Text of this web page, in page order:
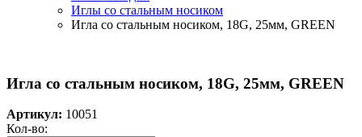
Иглы со стальным носиком
Игла со стальным носиком, 18G, 25мм, GREEN
Игла со стальным носиком, 18G, 25мм, GREEN
Артикул: 10051
Кол-во: